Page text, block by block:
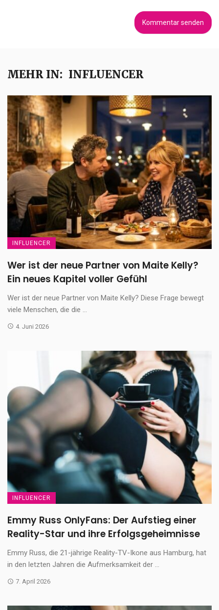
MEHR IN: INFLUENCER
INFLUENCER
Wer ist der neue Partner von Maite Kelly?
Ein neues Kapitel voller Gefühl
Wer ist der neue Partner von Maite Kelly? Diese Frage bewegt
viele Menschen, die die ...
4. Juni 2026
INFLUENCER
Emmy Russ OnlyFans: Der Aufstieg einer
Reality-Star und ihre Erfolgsgeheimnisse
Emmy Russ, die 21-jährige Reality-TV-Ikone aus Hamburg, hat
in den letzten Jahren die Aufmerksamkeit der ...
7. April 2026